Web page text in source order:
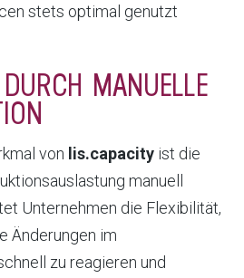
stets optimal genutzt
MANUELLE
von lis.capacity ist die
manuell
Unternehmen die Flexibilität,
Änderungen im
zu reagieren und